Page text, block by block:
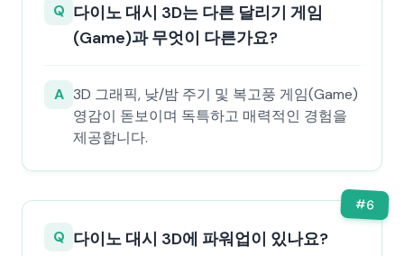
Q 다이노 대시 3D는 다른 달리기 게임
(Game)과 무엇이 다른가요?
A 3D 그래픽, 낮/밤 주기 및 복고풍 게임(Game)
영감이 돋보이며 독특하고 매력적인 경험을
제공합니다.
#6
Q 다이노 대시 3D에 파워업이 있나요?